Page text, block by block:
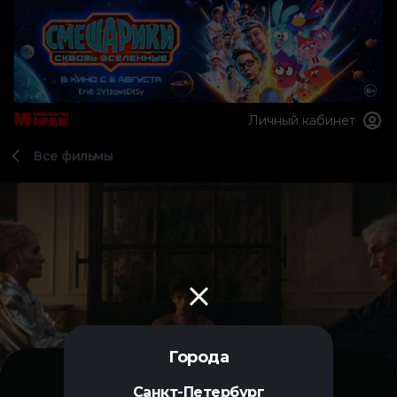
Города
Санкт-Петербург
Личный кабинет
Все фильмы